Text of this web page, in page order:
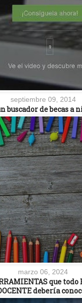
septiembre 09, 2014
buscador de becas a
marzo 06, 2024
que todo
debería